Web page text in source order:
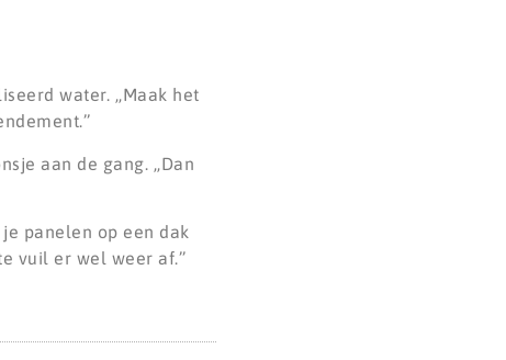
water. ,,Maak het
aan de gang. ,,Dan
panelen op een dak
vuil er wel weer af.’’